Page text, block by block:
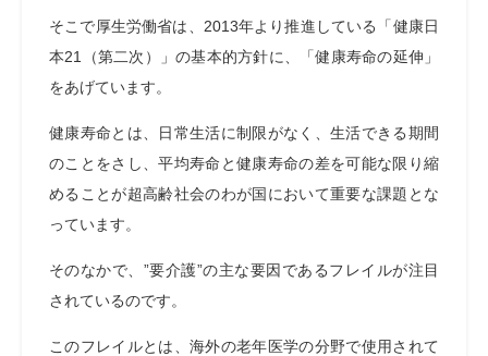
そこで厚生労働省は、2013年より推進している「健康日
本21（第二次）」の基本的方針に、「健康寿命の延伸」
をあげています。
健康寿命とは、日常生活に制限がなく、生活できる期間
のことをさし、平均寿命と健康寿命の差を可能な限り縮
めることが超高齢社会のわが国において重要な課題とな
っています。
そのなかで、”要介護”の主な要因であるフレイルが注目
されているのです。
このフレイルとは、海外の老年医学の分野で使用されて